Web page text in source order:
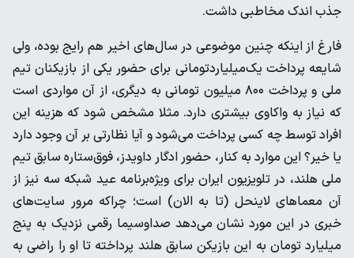
جذب اندک مخاطبی داشت.
فارغ از اینکه چنین موضوعی در سال‌های اخیر هم رایج بوده، ولی
شایعه پرداخت یک‌میلیاردتومانی برای حضور یکی از بازیکنان تیم
ملی و پرداخت ۸۰۰ میلیون تومانی به دیگری، از آن مواردی است
که نیاز به واکاوی بیشتری دارد. مثلا مشخص شود که هزینه این
افراد توسط چه کسی پرداخت می‌شود و آیا نظارتی بر آن وجود دارد
یا خیر؟ این موارد به کنار، حضور ادگار داویدز، فوق‌ستاره سابق تیم
ملی هلند، در تلویزیون ایران برای ویژه‌برنامه عید شبکه سه نیز از
آن معما‌های لاینحل (تا به الان) است؛ چرا‌که مرور سایت‌های
خبری در این مورد نشان می‌دهد صداوسیما رقمی نزدیک به پنج
میلیارد تومان به این بازیکن سابق هلند پرداخته تا او را راضی به